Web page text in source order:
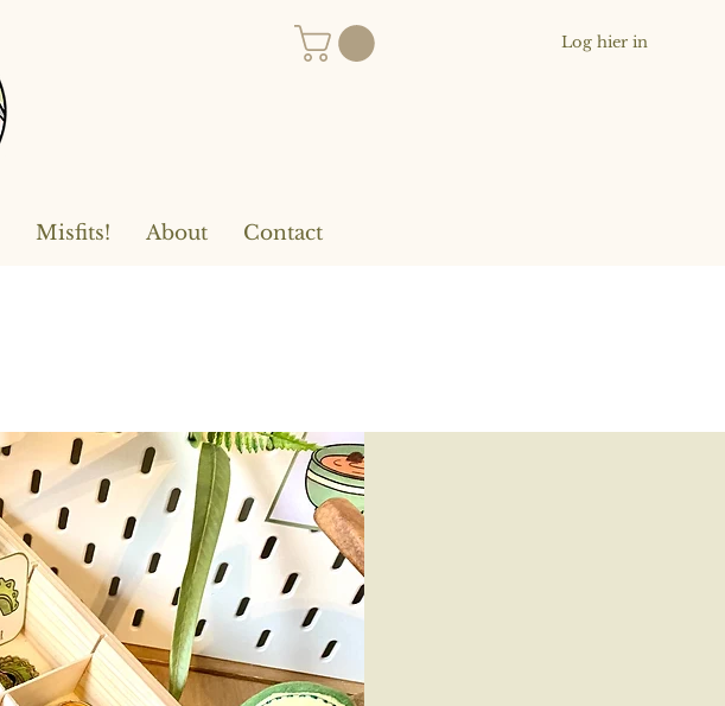
Log hier in
Misfits! About Contact